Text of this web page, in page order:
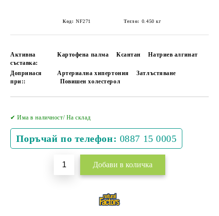
Код: NF271 Тегло: 0.450 кг
Активна
съставка:
Картофена палма Ксантан Натриев алгинат
Допринася
при::
Артериална хипертония
Затлъстяване
Повишен холестерол
✔ Има в наличност/ На склад
Поръчай по телефон: 0887 15 0005